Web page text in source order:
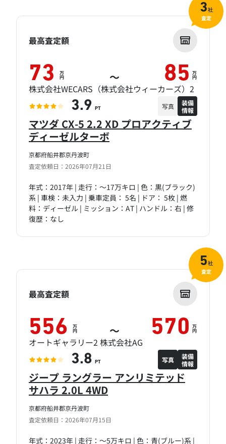
京都府船井郡京丹波町
査定依頼日：2026年07月21日
マツダ CX-5 2.2 XD プロアクティブ
ディーゼルターボ
年式：2017年 | 走行：～17万キロ | 色：黒(ブラック)
系 | 車検：未入力 | 乗車定員： 5名 | ドア： 5枚 | 燃
料：ディーゼル | ミッション：AT | ハンドル：右 | 修
復歴：なし
最高査定額
73 万
円 ～ 85 万
円
株式会社WECARS（株式会社ウィーカーズ）2
3.9 PT 写真
装備
情報
3社
査定
京都府船井郡京丹波町
査定依頼日：2026年07月15日
ジープ ラングラー アンリミテッド
サハラ 2.0L 4WD
年式：2023年 | 走行：～5万キロ | 色：青(ブルー)系 |
最高査定額
556 万
円 ～ 570 万
円
オートギャラリー2 株式会社AG
3.8 PT 写真
装備
情報
5社
査定